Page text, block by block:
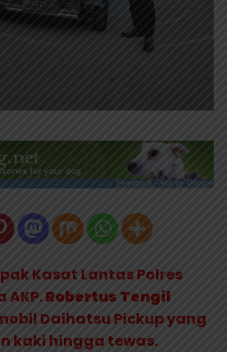
Kasat Lantas Polres
Robertus Tengil
Daihatsu Pickup yang
kaki hingga tewas.